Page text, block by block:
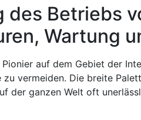
Betriebs
Wartung
auf dem Gebiet der
vermeiden. Die breite
der ganzen Welt oft